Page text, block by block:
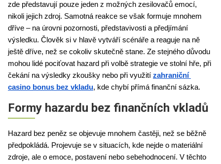
zde představují pouze jeden z možných zesilovačů emocí,
nikoli jejich zdroj. Samotná reakce se však formuje mnohem
dříve – na úrovni pozornosti, představivosti a předjímání
výsledku. Člověk si v hlavě vytváří scénáře a reaguje na ně
ještě dříve, než se cokoliv skutečně stane. Ze stejného důvodu
mohou lidé pociťovat hazard při volbě strategie ve stolní hře, při
čekání na výsledky zkoušky nebo při využití zahraniční
casino bonus bez vkladu, kde chybí přímá finanční sázka.
Formy hazardu bez finančních vkladů
Hazard bez peněz se objevuje mnohem častěji, než se běžně
předpokládá. Projevuje se v situacích, kde nejde o materiální
zdroje, ale o emoce, postavení nebo sebehodnocení. V těchto